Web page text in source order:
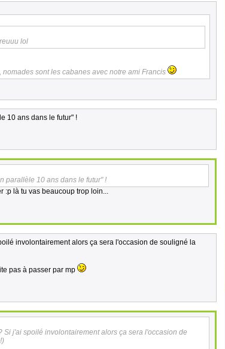
lol
sont les cabanes avec notre ami Francis
10 ans dans le futur" !
parallèle 10 ans dans le futur" !
:p là tu vas beaucoup trop loin...
involontairement alors ça sera l'occasion de souligné la
pas à passer par mp
j'ai spoilé involontairement alors ça sera l'occasion de